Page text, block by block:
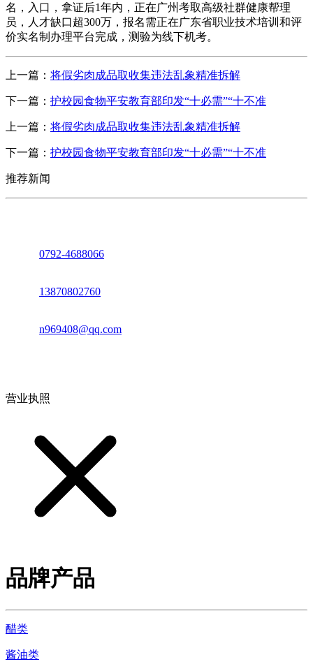
名，入口，拿证后1年内，正在广州考取高级社群健康帮理
员，人才缺口超300万，报名需正在广东省职业技术培训和评
价实名制办理平台完成，测验为线下机考。
上一篇： 将假劣肉成品取收集违法乱象精准拆解
下一篇： 护校园食物平安教育部印发“十必需”“十不准
上一篇： 将假劣肉成品取收集违法乱象精准拆解
下一篇： 护校园食物平安教育部印发“十必需”“十不准
推荐新闻
0792-4688066
13870802760
n969408@qq.com
营业执照
品牌产品
醋类
酱油类